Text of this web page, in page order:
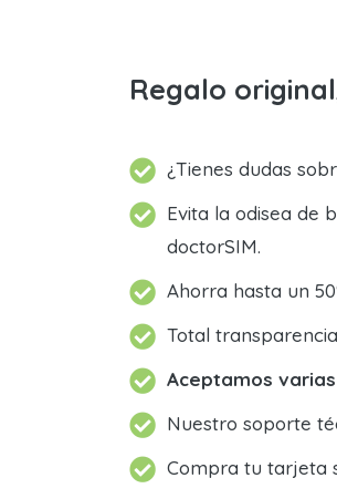
Regalo
¿Tienes dudas
Evita la odisea de
doctorSIM.
Ahorra hasta un
Total
Aceptamos
Nuestro soporte
Compra tu tarjeta